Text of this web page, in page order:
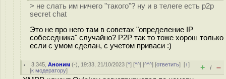
> не слать им ничего "такого"? ну и в телеге есть p2p
secret chat
Это не про него там в советах "определение IP
собеседника" случайно? P2P так то тоже хорош только
если с умом сделан, с учетом приваси :)
3.345 ,Аноним (-), 19:33, 21/10/2023 [^] [^^] [^^^] [ответить][↑]
[к модератору] + / –